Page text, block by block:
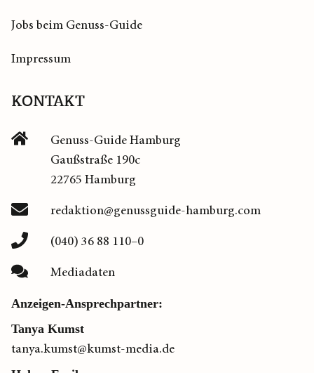
Jobs beim Genuss-Guide
Impressum
KONTAKT
Genuss-Guide Hamburg
Gaußstraße 190c
22765 Hamburg
redaktion@genussguide-hamburg.com
(040) 36 88 110–0
Mediadaten
Anzeigen-Ansprechpartner:
Tanya Kumst
tanya.kumst@kumst-media.de